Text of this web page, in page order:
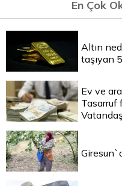
En Çok
Altın
taşıyan
Ev ve
Tasarruf